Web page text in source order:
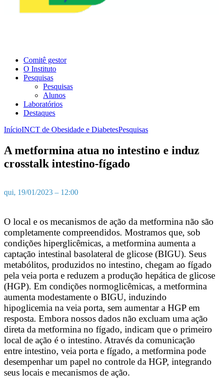
Comitê gestor
O Instituto
Pesquisas
Pesquisas
Alunos
Laboratórios
Destaques
InícioINCT de Obesidade e DiabetesPesquisas
A metformina atua no intestino e induz
crosstalk intestino-fígado
qui, 19/01/2023 – 12:00
O local e os mecanismos de ação da metformina não são
completamente compreendidos. Mostramos que, sob
condições hiperglicêmicas, a metformina aumenta a
captação intestinal basolateral de glicose (BIGU). Seus
metabólitos, produzidos no intestino, chegam ao fígado
pela veia porta e reduzem a produção hepática de glicose
(HGP). Em condições normoglicêmicas, a metformina
aumenta modestamente o BIGU, induzindo
hipoglicemia na veia porta, sem aumentar a HGP em
resposta. Embora nossos dados não excluam uma ação
direta da metformina no fígado, indicam que o primeiro
local de ação é o intestino. Através da comunicação
entre intestino, veia porta e fígado, a metformina pode
desempenhar um papel no controle da HGP, integrando
seus locais e mecanismos de ação.